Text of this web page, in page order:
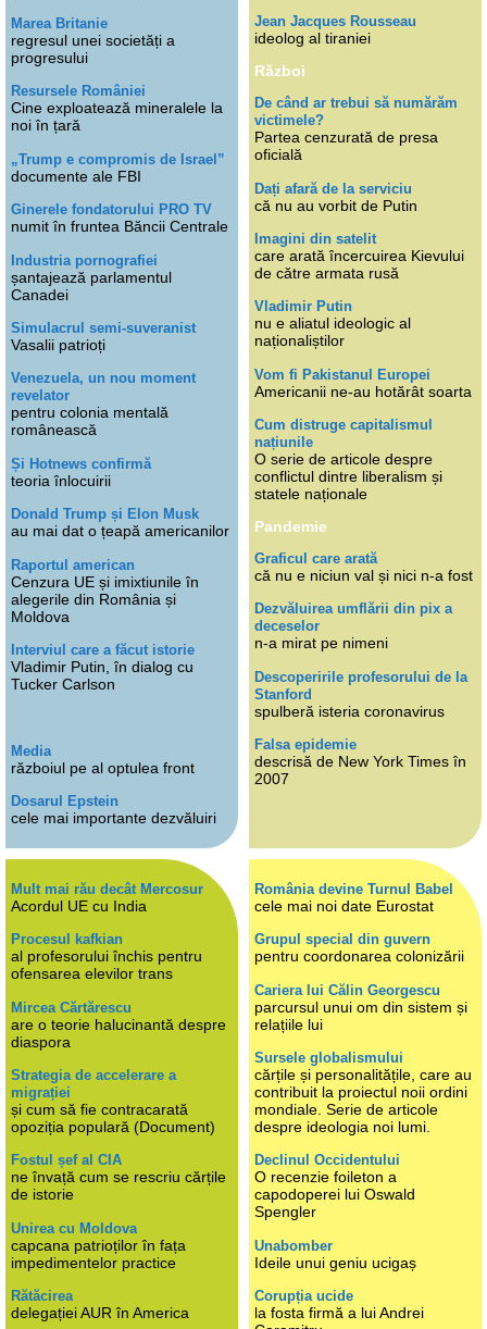
Marea Britanie
regresul unei societăți a
progresului
Resursele României
Cine exploatează mineralele la
noi în țară
„Trump e compromis de Israel”
documente ale FBI
Ginerele fondatorului PRO TV
numit în fruntea Băncii Centrale
Industria pornografiei
șantajează parlamentul
Canadei
Simulacrul semi-suveranist
Vasalii patrioți
Venezuela, un nou moment
revelator
pentru colonia mentală
românească
Și Hotnews confirmă
teoria înlocuirii
Donald Trump și Elon Musk
au mai dat o țeapă americanilor
Raportul american
Cenzura UE și imixtiunile în
alegerile din România și
Moldova
Interviul care a făcut istorie
Vladimir Putin, în dialog cu
Tucker Carlson
Media
războiul pe al optulea front
Dosarul Epstein
cele mai importante dezvăluiri
Jean Jacques Rousseau
ideolog al tiraniei
Război
De când ar trebui să numărăm
victimele?
Partea cenzurată de presa
oficială
Dați afară de la serviciu
că nu au vorbit de Putin
Imagini din satelit
care arată încercuirea Kievului
de către armata rusă
Vladimir Putin
nu e aliatul ideologic al
naționaliștilor
Vom fi Pakistanul Europei
Americanii ne-au hotărât soarta
Cum distruge capitalismul
națiunile
O serie de articole despre
conflictul dintre liberalism și
statele naționale
Pandemie
Graficul care arată
că nu e niciun val și nici n-a fost
Dezvăluirea umflării din pix a
deceselor
n-a mirat pe nimeni
Descoperirile profesorului de la
Stanford
spulberă isteria coronavirus
Falsa epidemie
descrisă de New York Times în
2007
Mult mai rău decât Mercosur
Acordul UE cu India
Procesul kafkian
al profesorului închis pentru
ofensarea elevilor trans
Mircea Cărtărescu
are o teorie halucinantă despre
diaspora
Strategia de accelerare a
migrației
și cum să fie contracarată
opoziția populară (Document)
Fostul șef al CIA
ne învață cum se rescriu cărțile
de istorie
Unirea cu Moldova
capcana patrioților în fața
impedimentelor practice
Rătăcirea
delegației AUR în America
România devine Turnul Babel
cele mai noi date Eurostat
Grupul special din guvern
pentru coordonarea colonizării
Cariera lui Călin Georgescu
parcursul unui om din sistem și
relațiile lui
Sursele globalismului
cărțile și personalitățile, care au
contribuit la proiectul noii ordini
mondiale. Serie de articole
despre ideologia noi lumi.
Declinul Occidentului
O recenzie foileton a
capodoperei lui Oswald
Spengler
Unabomber
Ideile unui geniu ucigaș
Corupția ucide
la fosta firmă a lui Andrei